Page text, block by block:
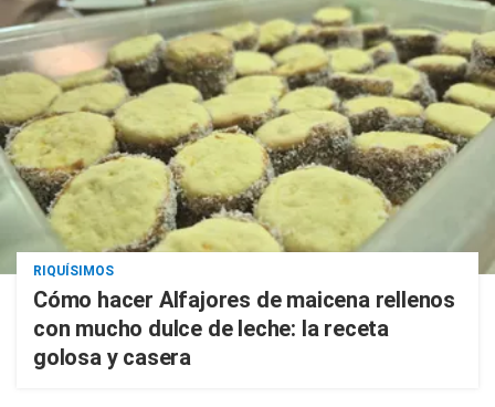
RIQUÍSIMOS
Cómo hacer Alfajores de maicena rellenos
con mucho dulce de leche: la receta
golosa y casera